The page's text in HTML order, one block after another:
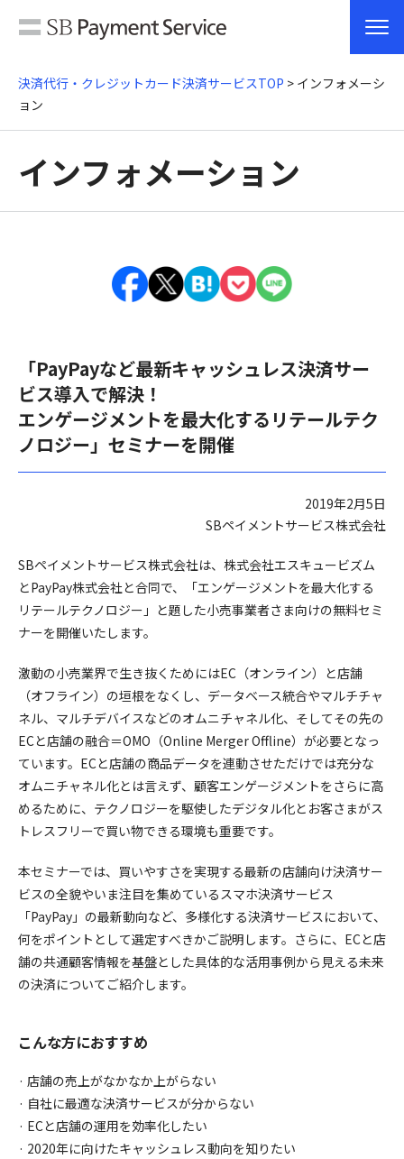
決済代行・クレジットカード決済サービスTOP > インフォメーシ
ョン
インフォメーション
「PayPayなど最新キャッシュレス決済サー
ビス導入で解決！
エンゲージメントを最大化するリテールテク
ノロジー」セミナーを開催
2019年2月5日
SBペイメントサービス株式会社
SBペイメントサービス株式会社は、株式会社エスキュービズム
とPayPay株式会社と合同で、「エンゲージメントを最大化する
リテールテクノロジー」と題した小売事業者さま向けの無料セミ
ナーを開催いたします。
激動の小売業界で生き抜くためにはEC（オンライン）と店舗
（オフライン）の垣根をなくし、データベース統合やマルチチャ
ネル、マルチデバイスなどのオムニチャネル化、そしてその先の
ECと店舗の融合＝OMO（Online Merger Offline）が必要となっ
ています。ECと店舗の商品データを連動させただけでは充分な
オムニチャネル化とは言えず、顧客エンゲージメントをさらに高
めるために、テクノロジーを駆使したデジタル化とお客さまがス
トレスフリーで買い物できる環境も重要です。
本セミナーでは、買いやすさを実現する最新の店舗向け決済サー
ビスの全貌やいま注目を集めているスマホ決済サービス
「PayPay」の最新動向など、多様化する決済サービスにおいて、
何をポイントとして選定すべきかご説明します。さらに、ECと店
舗の共通顧客情報を基盤とした具体的な活用事例から見える未来
の決済についてご紹介します。
こんな方におすすめ
· 店舗の売上がなかなか上がらない
· 自社に最適な決済サービスが分からない
· ECと店舗の運用を効率化したい
· 2020年に向けたキャッシュレス動向を知りたい